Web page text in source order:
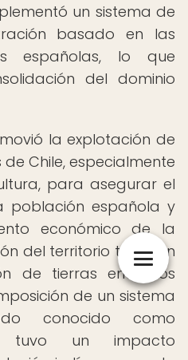
un sistema de
basado en las
españolas, lo que
del dominio
la explotación de
Chile, especialmente
para asegurar el
población española y
económico de la
del territorio también
de tierras entre los
de un sistema
conocido como
tuvo un impacto